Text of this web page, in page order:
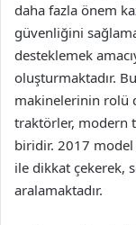
daha fazla önem
güvenliğini
desteklemek
oluşturmaktadır.
makinelerinin rolü
traktörler, modern
biridir. 2017
ile dikkat çekerek,
aralamaktadır.